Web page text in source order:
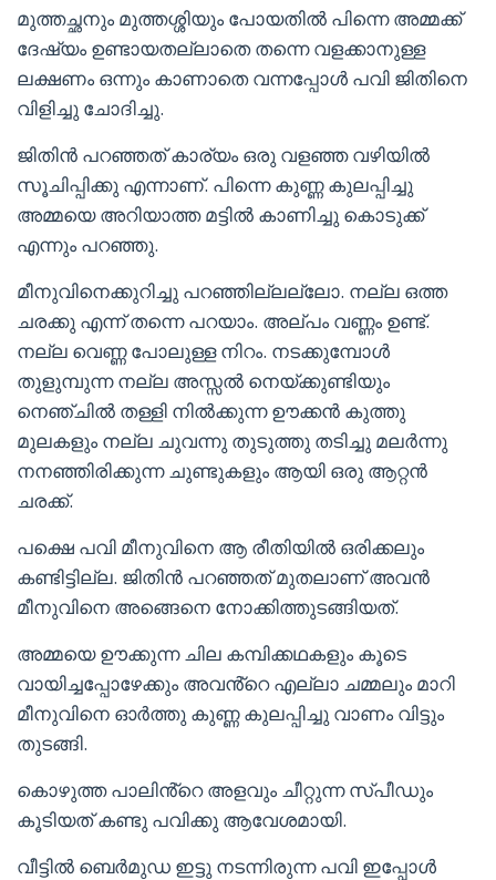
മുത്തച്ഛനും മുത്തശ്ശിയും പോയതിൽ പിന്നെ അമ്മക്ക്
ദേഷ്യം ഉണ്ടായതല്ലാതെ തന്നെ വളക്കാനുള്ള
ലക്ഷണം ഒന്നും കാണാതെ വന്നപ്പോൾ പവി ജിതിനെ
വിളിച്ചു ചോദിച്ചു.
ജിതിൻ പറഞ്ഞത് കാര്യം ഒരു വളഞ്ഞ വഴിയിൽ
സൂചിപ്പിക്കു എന്നാണ്. പിന്നെ കുണ്ണ കുലപ്പിച്ചു
അമ്മയെ അറിയാത്ത മട്ടിൽ കാണിച്ചു കൊടുക്ക്
എന്നും പറഞ്ഞു.
മീനുവിനെക്കുറിച്ചു പറഞ്ഞില്ലല്ലോ. നല്ല ഒത്ത
ചരക്കു എന്ന് തന്നെ പറയാം. അല്പം വണ്ണം ഉണ്ട്.
നല്ല വെണ്ണ പോലുള്ള നിറം. നടക്കുമ്പോൾ
തുളുമ്പുന്ന നല്ല അസ്സൽ നെയ്ക്കുണ്ടിയും
നെഞ്ചിൽ തള്ളി നിൽക്കുന്ന ഊക്കൻ കുത്തു
മുലകളും നല്ല ചുവന്നു തുടുത്തു തടിച്ചു മലർന്നു
നനഞ്ഞിരിക്കുന്ന ചുണ്ടുകളും ആയി ഒരു ആറ്റൻ
ചരക്ക്.
പക്ഷെ പവി മീനുവിനെ ആ രീതിയിൽ ഒരിക്കലും
കണ്ടിട്ടില്ല. ജിതിൻ പറഞ്ഞത് മുതലാണ് അവൻ
മീനുവിനെ അങ്ങെനെ നോക്കിത്തുടങ്ങിയത്.
അമ്മയെ ഊക്കുന്ന ചില കമ്പിക്കഥകളും കൂടെ
വായിച്ചപ്പോഴേക്കും അവൻ്റെ എല്ലാ ചമ്മലും മാറി
മീനുവിനെ ഓർത്തു കുണ്ണ കുലപ്പിച്ചു വാണം വിട്ടും
തുടങ്ങി.
കൊഴുത്ത പാലിൻ്റെ അളവും ചീറ്റുന്ന സ്പീഡും
കൂടിയത് കണ്ടു പവിക്കു ആവേശമായി.
വീട്ടിൽ ബെർമുഡ ഇട്ടു നടന്നിരുന്ന പവി ഇപ്പോൾ